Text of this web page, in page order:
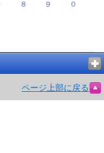
８ ９ ０
ページ上部に戻る